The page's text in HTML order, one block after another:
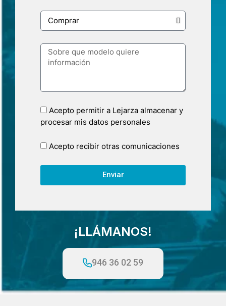
Acepto permitir a Lejarza almacenar y
procesar mis datos personales
Acepto recibir otras comunicaciones
Enviar
¡LLÁMANOS!
946 36 02 59